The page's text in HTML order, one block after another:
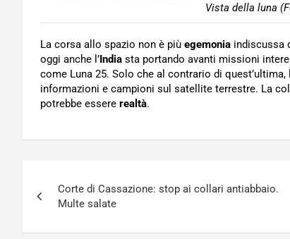
Vista della luna
La corsa allo spazio non è più egemonia indiscussa
oggi anche l’India sta portando avanti missioni
come Luna 25. Solo che al contrario di quest’ultima,
informazioni e campioni sul satellite terrestre. La
potrebbe essere realtà.
articoli
Corte di Cassazione: stop ai collari antiabbaio.
Multe salate